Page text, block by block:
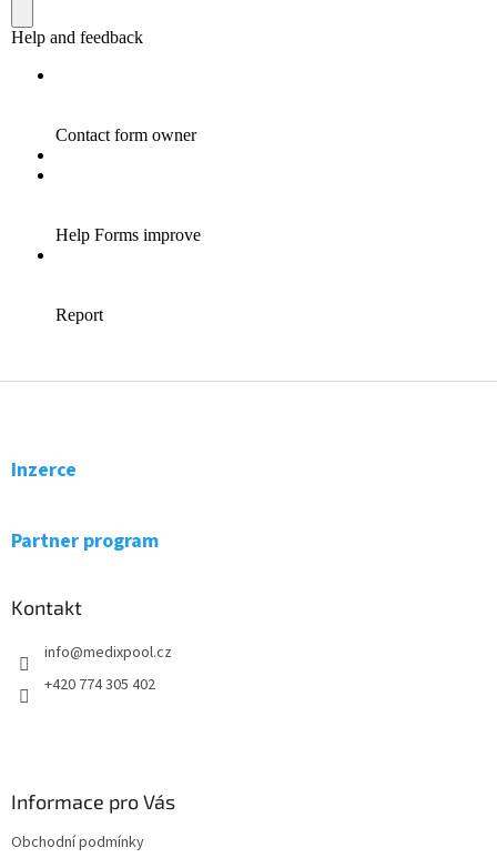
Inzerce
Partner program
Kontakt
info@medixpool.cz
+420 774 305 402
Informace pro Vás
Obchodní podmínky